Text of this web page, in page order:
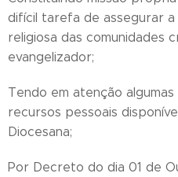
difícil tarefa de assegurar a
religiosa das comunidades
evangelizador;
Tendo em atenção
recursos pessoais
Diocesana;
Por Decreto do dia 01 de